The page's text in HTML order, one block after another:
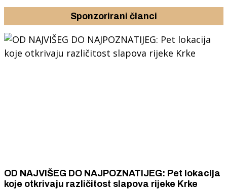
Sponzorirani članci
OD NAJVIŠEG DO NAJPOZNATIJEG: Pet lokacija
koje otkrivaju različitost slapova rijeke Krke